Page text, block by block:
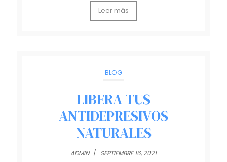
Leer más
BLOG
LIBERA TUS
ANTIDEPRESIVOS
NATURALES
ADMIN / SEPTIEMBRE 16, 2021